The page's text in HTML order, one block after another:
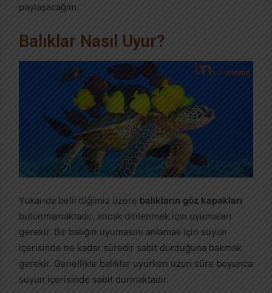
paylaşacağım.
Balıklar Nasıl Uyur?
Yukarıda belirttiğimiz üzere balıkların göz kapakları
bulunmamaktadır, ancak dinlenmek için uyumaları
gerekir. Bir balığın uyumasını anlamak için suyun
içerisinde ne kadar süredir sabit durduğuna bakmak
gerekir. Genellikle balıklar uyurken uzun süre boyunca
suyun içerisinde sabit durmaktadır.